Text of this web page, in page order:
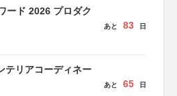
ード 2026 プロダク
あと 83 日
テリアコーディネー
あと 65 日